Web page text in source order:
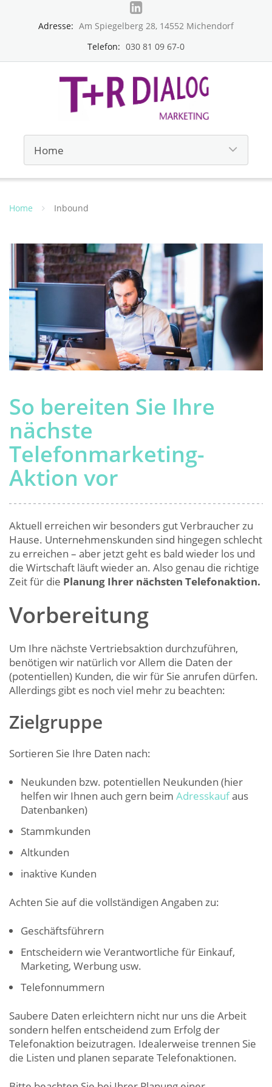
Adresse: Am Spiegelberg 28, 14552 Michendorf
Telefon: 030 81 09 67-0
Home Inbound
So bereiten Sie Ihre
nächste
Telefonmarketing-
Aktion vor
Aktuell erreichen wir besonders gut Verbraucher zu
Hause. Unternehmenskunden sind hingegen schlecht
zu erreichen – aber jetzt geht es bald wieder los und
die Wirtschaft läuft wieder an. Also genau die richtige
Zeit für die Planung Ihrer nächsten Telefonaktion.
Vorbereitung
Um Ihre nächste Vertriebsaktion durchzuführen,
benötigen wir natürlich vor Allem die Daten der
(potentiellen) Kunden, die wir für Sie anrufen dürfen.
Allerdings gibt es noch viel mehr zu beachten:
Zielgruppe
Sortieren Sie Ihre Daten nach:
Neukunden bzw. potentiellen Neukunden (hier
helfen wir Ihnen auch gern beim Adresskaufaus
Datenbanken)
Stammkunden
Altkunden
inaktive Kunden
Achten Sie auf die vollständigen Angaben zu:
Geschäftsführern
Entscheidern wie Verantwortliche für Einkauf,
Marketing, Werbung usw.
Telefonnummern
Saubere Daten erleichtern nicht nur uns die Arbeit
sondern helfen entscheidend zum Erfolg der
Telefonaktion beizutragen. Idealerweise trennen Sie
die Listen und planen separate Telefonaktionen.